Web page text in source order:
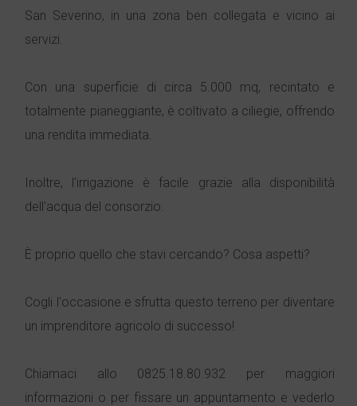
San Severino, in una zona ben collegata e vicino ai
servizi.
Con una superficie di circa 5.000 mq, recintato e
totalmente pianeggiante, è coltivato a ciliegie, offrendo
una rendita immediata.
Inoltre, l'irrigazione è facile grazie alla disponibilità
dell'acqua del consorzio.
È proprio quello che stavi cercando? Cosa aspetti?
Cogli l'occasione e sfrutta questo terreno per diventare
un imprenditore agricolo di successo!
Chiamaci allo 0825.18.80.932 per maggiori
informazioni o per fissare un appuntamento e vederlo